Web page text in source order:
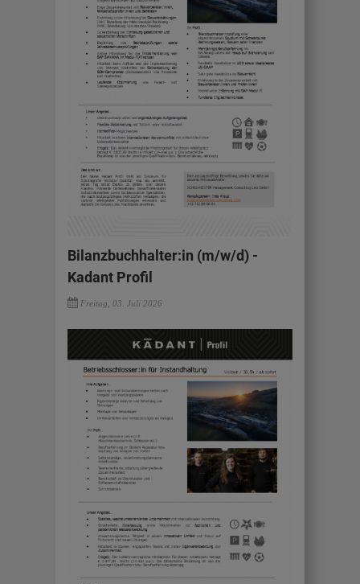
Bilanzbuchhalter:in (m/w/d) -
Kadant Profil
Freitag, 03. Juli 2026